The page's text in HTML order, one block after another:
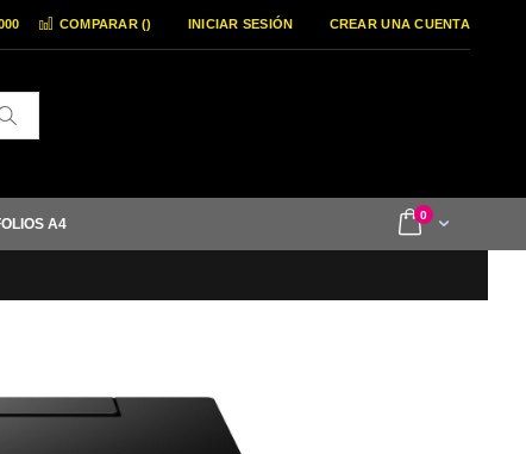
COMPARAR () INICIAR SESIÓN CREAR UNA CUENTA
Cart
0items
A4